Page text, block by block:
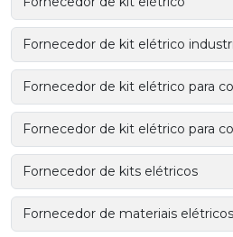
Fornecedor de kit elétrico
Fornecedor de kit elétrico para
Fornecedor de kit elétrico para
Fornecedor de kits elétricos
Fornecedor de materiais elétricos